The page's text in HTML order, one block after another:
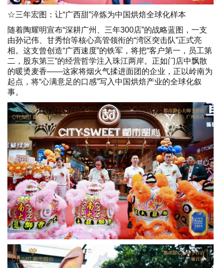
☆三年宏图：让“广西甜”淬炼为中国烘焙全球化样本
随着陶耀明宣布“深耕广州、三年300店”的战略蓝图，一支
由孙记伟、甘秀怡等核心高管领衔的“湾区突击队”正式亮
相。这支曾创造“广西速度”的铁军，将把“客户第一，员工第
二，股东第三”的经营哲学注入珠江两岸。正如门店中飘散
的暖烫麦香——这家将烟火气揉进面团的企业，正以岭南为
起点，将“心满意足的口感”写入中国烘焙产业的全球化叙
事。